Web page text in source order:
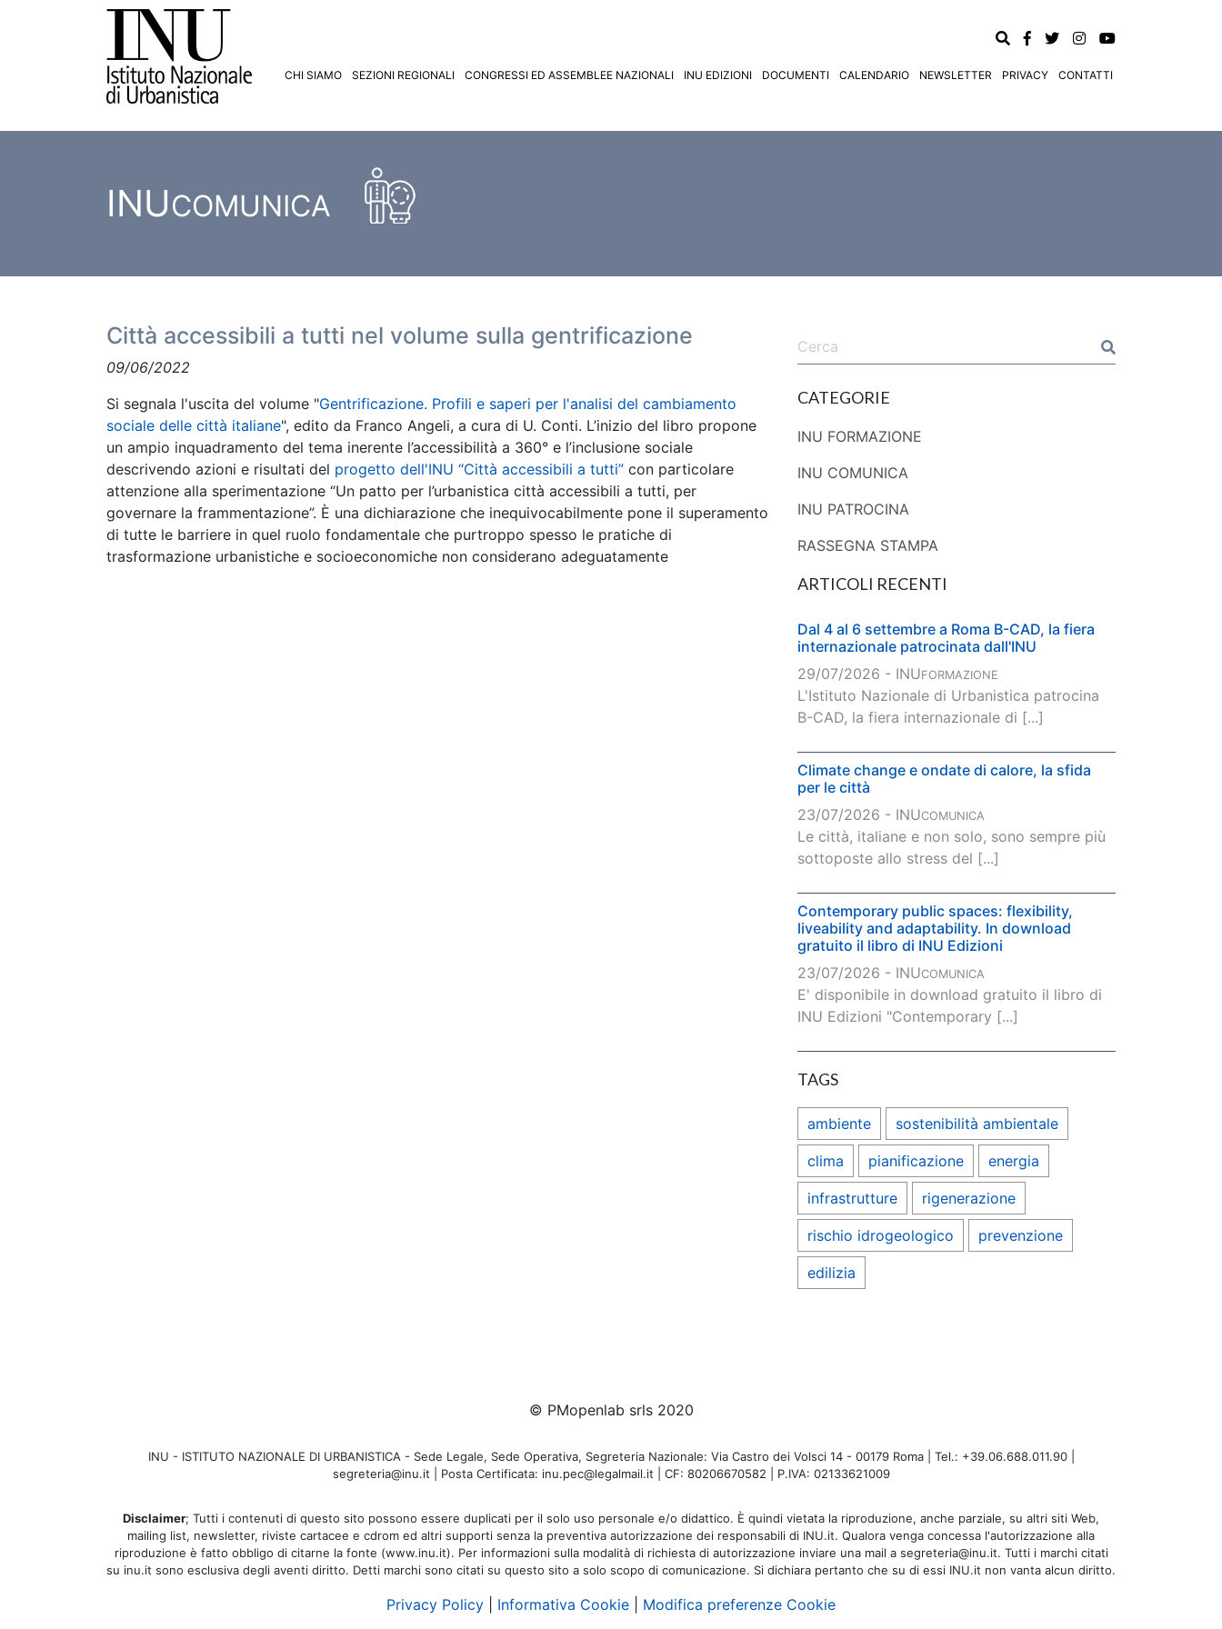
CHI SIAMO SEZIONI REGIONALI CONGRESSI ED ASSEMBLEE NAZIONALI INU EDIZIONI DOCUMENTI CALENDARIO NEWSLETTER PRIVACY CONTATTI
INUCOMUNICA
Città accessibili a tutti nel volume sulla gentrificazione
09/06/2022
Si segnala l'uscita del volume "Gentrificazione. Profili e saperi per l'analisi del cambiamento
sociale delle città italiane", edito da Franco Angeli, a cura di U. Conti. L’inizio del libro propone
un ampio inquadramento del tema inerente l’accessibilità a 360° e l’inclusione sociale
descrivendo azioni e risultati del progetto dell'INU “Città accessibili a tutti” con particolare
attenzione alla sperimentazione “Un patto per l’urbanistica città accessibili a tutti, per
governare la frammentazione”. È una dichiarazione che inequivocabilmente pone il superamento
di tutte le barriere in quel ruolo fondamentale che purtroppo spesso le pratiche di
trasformazione urbanistiche e socioeconomiche non considerano adeguatamente
CATEGORIE
INU FORMAZIONE
INU COMUNICA
INU PATROCINA
RASSEGNA STAMPA
ARTICOLI RECENTI
Dal 4 al 6 settembre a Roma B-CAD, la fiera
internazionale patrocinata dall'INU
29/07/2026 - INUFORMAZIONE
L'Istituto Nazionale di Urbanistica patrocina
B-CAD, la fiera internazionale di [...]
Climate change e ondate di calore, la sfida
per le città
23/07/2026 - INUCOMUNICA
Le città, italiane e non solo, sono sempre più
sottoposte allo stress del [...]
Contemporary public spaces: flexibility,
liveability and adaptability. In download
gratuito il libro di INU Edizioni
23/07/2026 - INUCOMUNICA
E' disponibile in download gratuito il libro di
INU Edizioni "Contemporary [...]
TAGS
ambiente sostenibilità ambientale
clima pianificazione energia
infrastrutture rigenerazione
rischio idrogeologico prevenzione
edilizia
© PMopenlab srls 2020
INU - ISTITUTO NAZIONALE DI URBANISTICA - Sede Legale, Sede Operativa, Segreteria Nazionale: Via Castro dei Volsci 14 - 00179 Roma | Tel.: +39.06.688.011.90 |
segreteria@inu.it | Posta Certificata: inu.pec@legalmail.it | CF: 80206670582 | P.IVA: 02133621009
Disclaimer; Tutti i contenuti di questo sito possono essere duplicati per il solo uso personale e/o didattico. È quindi vietata la riproduzione, anche parziale, su altri siti Web,
mailing list, newsletter, riviste cartacee e cdrom ed altri supporti senza la preventiva autorizzazione dei responsabili di INU.it. Qualora venga concessa l'autorizzazione alla
riproduzione è fatto obbligo di citarne la fonte (www.inu.it). Per informazioni sulla modalità di richiesta di autorizzazione inviare una mail a segreteria@inu.it. Tutti i marchi citati
su inu.it sono esclusiva degli aventi diritto. Detti marchi sono citati su questo sito a solo scopo di comunicazione. Si dichiara pertanto che su di essi INU.it non vanta alcun diritto.
Privacy Policy Informativa Cookie Modifica preferenze Cookie